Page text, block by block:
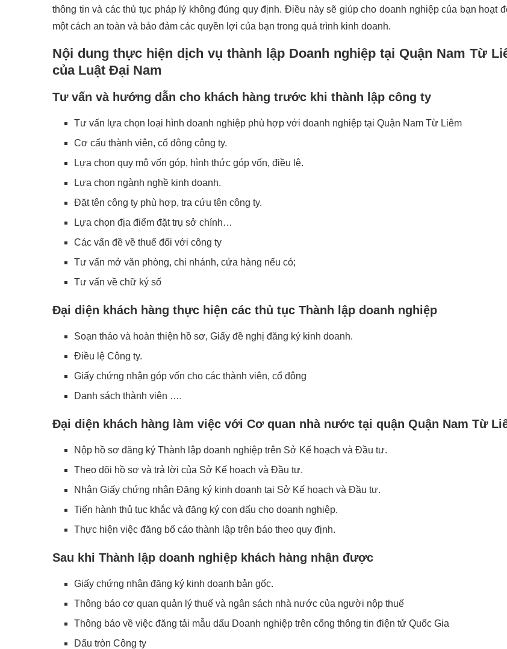
thông tin và các thủ tục pháp lý không đúng quy định. Điều này sẽ giúp cho doanh nghiệp của bạn hoạt
một cách an toàn và bảo đảm các quyền lợi của bạn trong quá trình kinh doanh.
Nội dung thực hiện dịch vụ thành lập Doanh nghiệp tại Quận Nam Từ
của Luật Đại Nam
Tư vấn và hướng dẫn cho khách hàng trước khi thành lập công ty
Tư vấn lựa chọn loại hình doanh nghiệp phù hợp với doanh nghiệp tại Quận Nam Từ Liêm
Cơ cấu thành viên, cổ đông công ty.
Lựa chọn quy mô vốn góp, hình thức góp vốn, điều lệ.
Lựa chọn ngành nghề kinh doanh.
Đặt tên công ty phù hợp, tra cứu tên công ty.
Lựa chọn địa điểm đặt trụ sở chính…
Các vấn đề về thuế đối với công ty
Tư vấn mở văn phòng, chi nhánh, cửa hàng nếu có;
Tư vấn về chữ ký số
Đại diện khách hàng thực hiện các thủ tục Thành lập doanh nghiệp
Soạn thảo và hoàn thiện hồ sơ, Giấy đề nghị đăng ký kinh doanh.
Điều lệ Công ty.
Giấy chứng nhận góp vốn cho các thành viên, cổ đông
Danh sách thành viên ….
Đại diện khách hàng làm việc với Cơ quan nhà nước tại quận Quận Nam Từ
Nộp hồ sơ đăng ký Thành lập doanh nghiệp trên Sở Kế hoạch và Đầu tư.
Theo dõi hồ sơ và trả lời của Sở Kế hoạch và Đầu tư.
Nhận Giấy chứng nhận Đăng ký kinh doanh tại Sở Kế hoạch và Đầu tư.
Tiến hành thủ tục khắc và đăng ký con dấu cho doanh nghiệp.
Thực hiện việc đăng bố cáo thành lập trên báo theo quy định.
Sau khi Thành lập doanh nghiệp khách hàng nhận được
Giấy chứng nhận đăng ký kinh doanh bản gốc.
Thông báo cơ quan quản lý thuế và ngân sách nhà nước của người nộp thuế
Thông báo về việc đăng tải mẫu dấu Doanh nghiệp trên cổng thông tin điện tử Quốc Gia
Dấu tròn Công ty